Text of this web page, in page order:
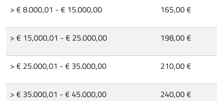
> € 8.000,01 - € 15.000,00 165,00 €
> € 15,000,01 - € 25.000,00 198,00 €
> € 25.000,01 - € 35.000,00 210,00 €
> € 35.000,01 - € 45.000,00 240,00 €